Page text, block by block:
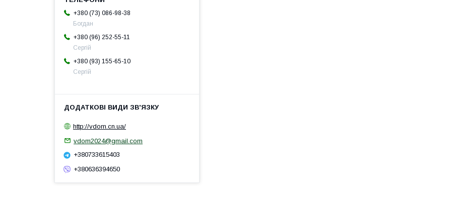
+380 (73) 086-98-38
Богдан
+380 (96) 252-55-11
Сергій
+380 (93) 155-65-10
Сергій
http://vdom.cn.ua/
vdom2024@gmail.com
+380733615403
+380636394650